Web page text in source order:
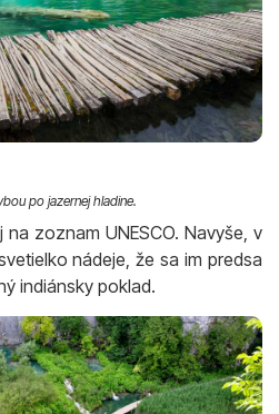
po jazernej hladine.
zoznam UNESCO. Navyše, v
nádeje, že sa im predsa
indiánsky poklad.